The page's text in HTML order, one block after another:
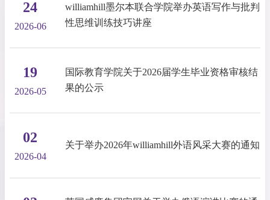
24
2026-06
williamhill墨尔本联合学院举办英语写作与批判
性思维训练技巧讲座
19
2026-05
国际教育学院关于2026届学生毕业资格审核结
果的公示
02
2026-04
关于举办2026年williamhill外语风采大赛的通知